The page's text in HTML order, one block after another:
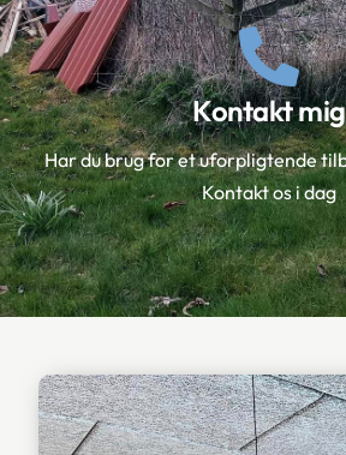
Kontakt mig
Har du brug for et uforpligtende
Kontakt os i dag